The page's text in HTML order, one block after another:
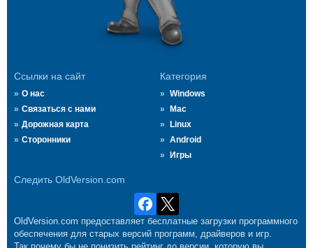
Ссылки на сайт
О нас
Связаться с нами
Дорожная карта
Сторонники
Категория
Windows
Mac
Linux
Android
Игры
Следить OldVersion.com
OldVersion.com предоставляет бесплатные загрузки программного
обеспечения для старых версий программ, драйверов и игр.